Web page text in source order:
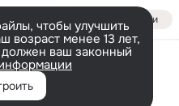
Войти
чтобы улучшить
возраст менее 13 лет,
ваш законный